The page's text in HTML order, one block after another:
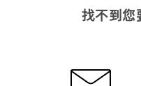
找不到您